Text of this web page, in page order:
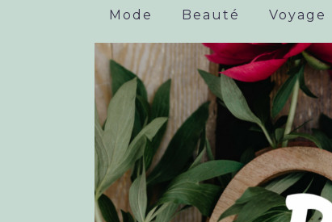
Mode Beauté Voyage